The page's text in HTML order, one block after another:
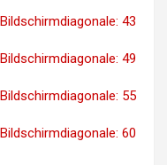
43
49
55
60